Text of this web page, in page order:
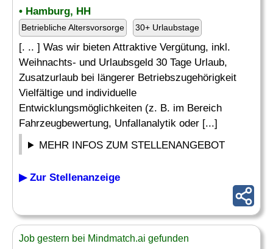
• Hamburg, HH
Betriebliche Altersvorsorge 30+ Urlaubstage
[. .. ] Was wir bieten Attraktive Vergütung, inkl.
Weihnachts- und Urlaubsgeld 30 Tage Urlaub,
Zusatzurlaub bei längerer Betriebszugehörigkeit
Vielfältige und individuelle
Entwicklungsmöglichkeiten (z. B. im Bereich
Fahrzeugbewertung, Unfallanalytik oder [...]
MEHR INFOS ZUM STELLENANGEBOT
▶ Zur Stellenanzeige
Job gestern bei Mindmatch.ai gefunden